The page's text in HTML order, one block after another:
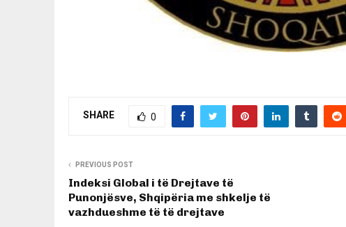
SHARE 0
PREVIOUS POST
Indeksi Global i të Drejtave të
Punonjësve, Shqipëria me shkelje të
vazhdueshme të të drejtave